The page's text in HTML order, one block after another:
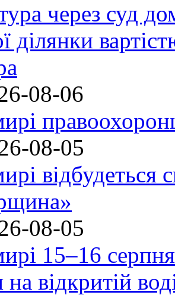
через суд
ділянки
08-06
08-05
відбудеться
08-05
15–16 серпня
на відкритій